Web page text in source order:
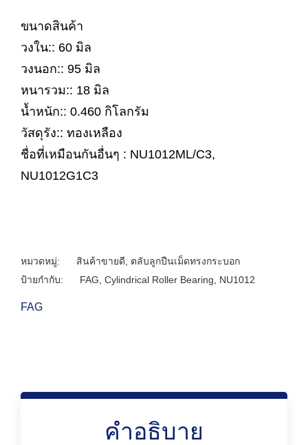
ขนาดสินค้า
วงใน:: 60 มิล
วงนอก:: 95 มิล
หนารวม:: 18 มิล
น้ำหนัก:: 0.460 กิโลกรัม
วัสดุรัง:: ทองเหลือง
ชื่อที่เหมือนกันอื่นๆ : NU1012ML/C3,
NU1012G1C3
หมวดหมู่: สินค้าขายดี
ตลับลูกปืนเม็ดทรงกระบอก
ป้ายกำกับ:
FAG Cylindrical Roller Bearing NU1012
FAG
คำอธิบาย